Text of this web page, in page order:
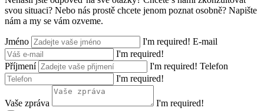
svou situaci? Nebo nás prostě chcete jenom poznat osobně? Napište
nám a my se vám ozveme.
Jméno I'm required! E-mail
I'm required!
Příjmení
I'm required! Telefon
I'm required!
Vaše zpráva I'm required!